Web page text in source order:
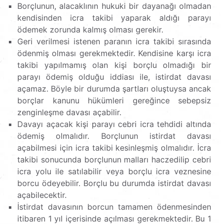
Borçlunun, alacaklının hukuki bir dayanağı olmadan
kendisinden icra takibi yaparak aldığı parayı
ödemek zorunda kalmış olması gerekir.
Geri verilmesi istenen paranın icra takibi sırasında
ödenmiş olması gerekmektedir. Kendisine karşı icra
takibi yapılmamış olan kişi borçlu olmadığı bir
parayı ödemiş olduğu iddiası ile, istirdat davası
açamaz. Böyle bir durumda şartları oluştuysa ancak
borçlar kanunu hükümleri gereğince sebepsiz
zenginleşme davası açabilir.
Davayı açacak kişi parayı cebri icra tehdidi altında
ödemiş olmalıdır. Borçlunun istirdat davası
açabilmesi için icra takibi kesinleşmiş olmalıdır. İcra
takibi sonucunda borçlunun malları haczedilip cebri
icra yolu ile satılabilir veya borçlu icra veznesine
borcu ödeyebilir. Borçlu bu durumda istirdat davası
açabilecektir.
İstirdat davasının borcun tamamen ödenmesinden
itibaren 1 yıl içerisinde açılması gerekmektedir. Bu 1